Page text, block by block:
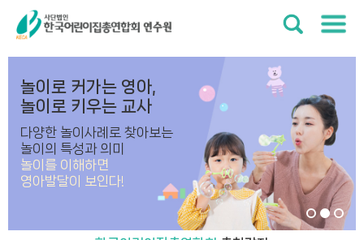
놀이로 커가는 영아,
놀이로 키우는 교사
다양한 놀이사례로 찾아보는
놀이의 특성과 의미
놀이를 이해하면
영아발달이 보인다!